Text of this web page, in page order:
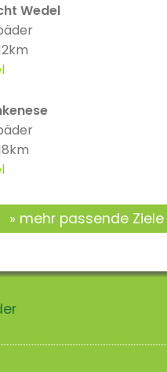
Wedel
mehr passende